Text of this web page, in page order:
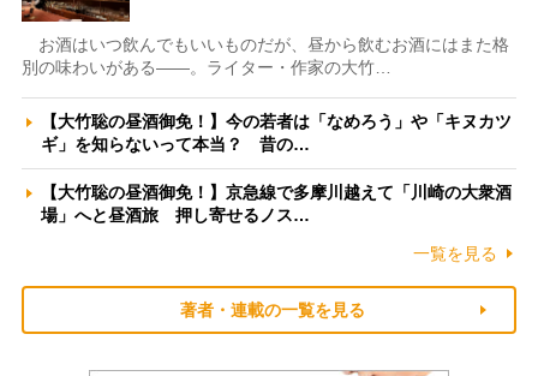
お酒はいつ飲んでもいいものだが、昼から飲むお酒にはまた格
別の味わいがある――。ライター・作家の大竹…
【大竹聡の昼酒御免！】今の若者は「なめろう」や「キヌカツ
ギ」を知らないって本当？ 昔の…
【大竹聡の昼酒御免！】京急線で多摩川越えて「川崎の大衆酒
場」へと昼酒旅 押し寄せるノス…
一覧を見る
著者・連載の一覧を見る